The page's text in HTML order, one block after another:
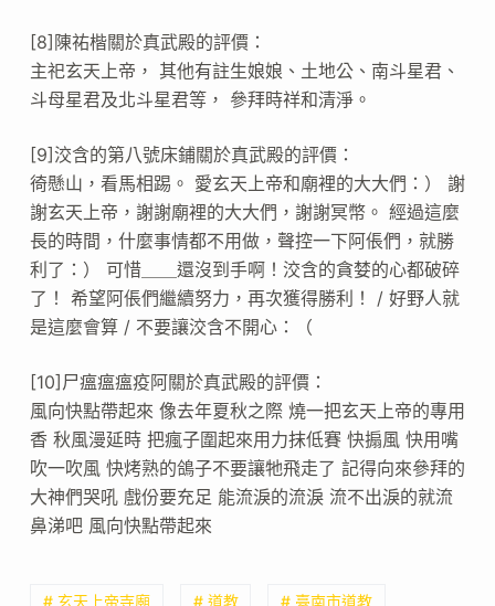
[8]陳祐楷關於真武殿的評價：
主祀玄天上帝， 其他有註生娘娘、土地公、南斗星君、
斗母星君及北斗星君等， 參拜時祥和清淨。
[9]洨含的第八號床鋪關於真武殿的評價：
徛懸山，看馬相踢。 愛玄天上帝和廟裡的大大們：） 謝
謝玄天上帝，謝謝廟裡的大大們，謝謝冥幣。 經過這麼
長的時間，什麼事情都不用做，聲控一下阿倀們，就勝
利了：） 可惜＿＿還沒到手啊！洨含的貪婪的心都破碎
了！ 希望阿倀們繼續努力，再次獲得勝利！ / 好野人就
是這麼會算 / 不要讓洨含不開心：（
[10]尸瘟瘟瘟疫阿關於真武殿的評價：
風向快點帶起來 像去年夏秋之際 燒一把玄天上帝的專用
香 秋風漫延時 把瘋子圍起來用力抹低賽 快搧風 快用嘴
吹一吹風 快烤熟的鴿子不要讓牠飛走了 記得向來參拜的
大神們哭吼 戲份要充足 能流淚的流淚 流不出淚的就流
鼻涕吧 風向快點帶起來
# 玄天上帝寺廟 # 道教 # 臺南市道教